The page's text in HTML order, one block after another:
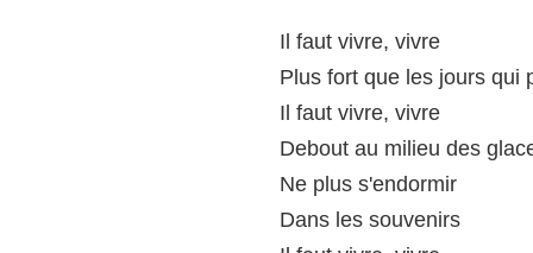
Il faut vivre, vivre
Plus fort que les jours qui
Il faut vivre, vivre
Debout au milieu des
Ne plus s'endormir
Dans les souvenirs